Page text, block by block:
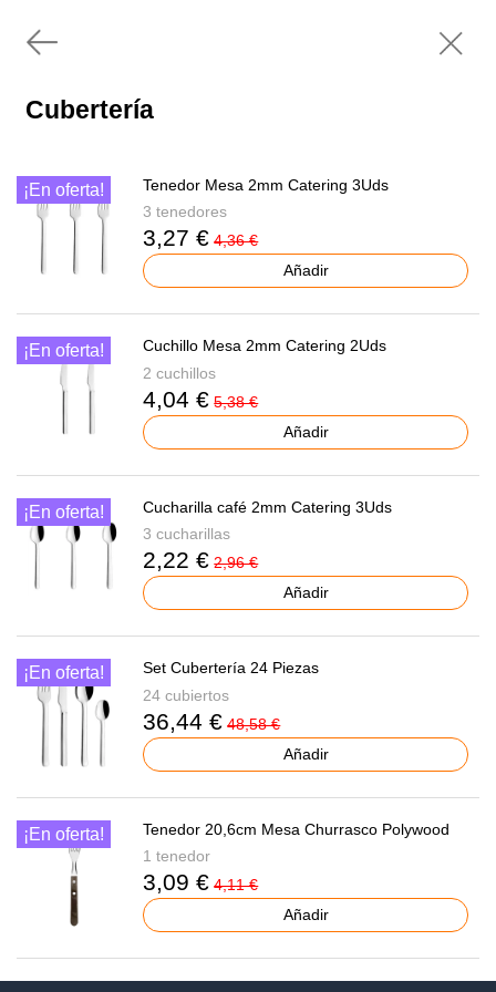
Cubertería
¡En oferta!
Tenedor Mesa 2mm Catering 3Uds
3 tenedores
3,27 € 4,36 €
Añadir
¡En oferta!
Cuchillo Mesa 2mm Catering 2Uds
2 cuchillos
4,04 € 5,38 €
Añadir
¡En oferta!
Cucharilla café 2mm Catering 3Uds
3 cucharillas
2,22 € 2,96 €
Añadir
¡En oferta!
Set Cubertería 24 Piezas
24 cubiertos
36,44 € 48,58 €
Añadir
¡En oferta!
Tenedor 20,6cm Mesa Churrasco Polywood
1 tenedor
3,09 € 4,11 €
Añadir